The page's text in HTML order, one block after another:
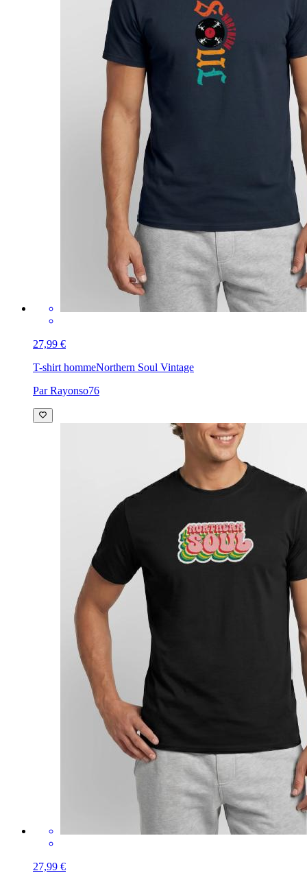
27,99 €
T-shirt hommeNorthern Soul Vintage
Par Rayonso76
27,99 €